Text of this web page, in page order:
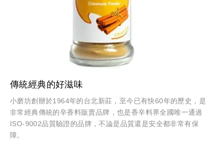
傳統經典的好滋味
小磨坊創辦於1964年的台北新莊，至今已有快60年的歷史，是
非常經典傳統的辛香料販賣品牌，也是香辛料界全國唯一通過
ISO-9002品質驗證的品牌，不論是品質還是安全都非常有保
障。